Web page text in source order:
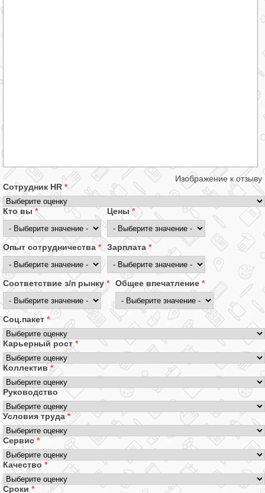
Изображение к отзыву
Сотрудник HR*
Кто вы* Цены*
Опыт сотрудничества* Зарплата *
Соответствие з/п рынку* Общее впечатление *
Соц.пакет *
Карьерный рост *
Коллектив*
Руководство
Условия труда*
Сервис*
Качество *
Сроки *